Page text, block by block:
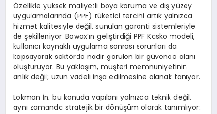
Özellikle yüksek maliyetli boya koruma ve dış yüzey
uygulamalarında (PPF) tüketici tercihi artık yalnızca
hizmet kalitesiyle değil, sunulan garanti sistemleriyle
de şekilleniyor. Bowax’ın geliştirdiği PPF Kasko modeli,
kullanıcı kaynaklı uygulama sonrası sorunları da
kapsayarak sektörde nadir görülen bir güvence alanı
oluşturuyor. Bu yaklaşım, müşteri memnuniyetinin
anlık değil; uzun vadeli inşa edilmesine olanak tanıyor.
Lokman İn, bu konuda yapılanı yalnızca teknik değil,
aynı zamanda stratejik bir dönüşüm olarak tanımlıyor: